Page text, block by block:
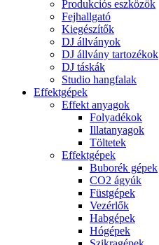
Produkciós eszközök
Fejhallgató
Kiegészítők
DJ állványok
DJ állvány tartozékok
DJ táskák
Studio hangfalak
Effektgépek
Effekt anyagok
Folyadékok
Illatanyagok
Töltetek
Effektgépek
Buborék gépek
CO2 ágyúk
Füstgépek
Vezérlők
Habgépek
Hógépek